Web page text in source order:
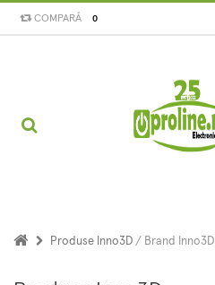
COMPARĂ 0
Produse Inno3D / Brand Inno3D